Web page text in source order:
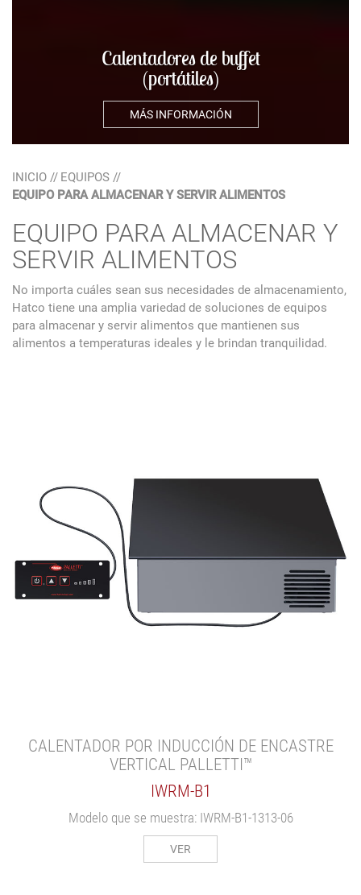
Calentadores de buffet
(portátiles)
MÁS INFORMACIÓN
INICIO // EQUIPOS //
EQUIPO PARA ALMACENAR Y SERVIR ALIMENTOS
EQUIPO PARA ALMACENAR Y
SERVIR ALIMENTOS
No importa cuáles sean sus necesidades de almacenamiento,
Hatco tiene una amplia variedad de soluciones de equipos
para almacenar y servir alimentos que mantienen sus
alimentos a temperaturas ideales y le brindan tranquilidad.
CALENTADOR POR INDUCCIÓN DE ENCASTRE
VERTICAL PALLETTI™
IWRM-B1
Modelo que se muestra: IWRM-B1-1313-06
VER